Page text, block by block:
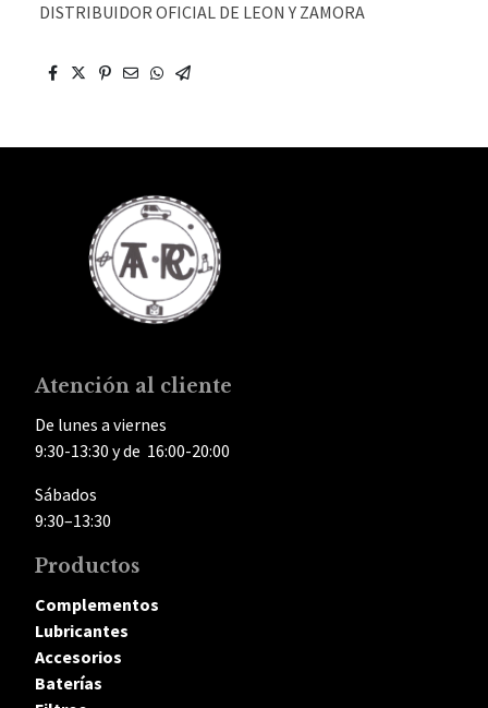
DISTRIBUIDOR OFICIAL DE LEON Y ZAMORA
Atención al cliente
De lunes a viernes
9:30-13:30 y de 16:00-20:00
Sábados
9:30–13:30
Productos
Complementos
Lubricantes
Accesorios
Baterías